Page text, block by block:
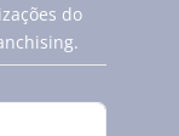
do